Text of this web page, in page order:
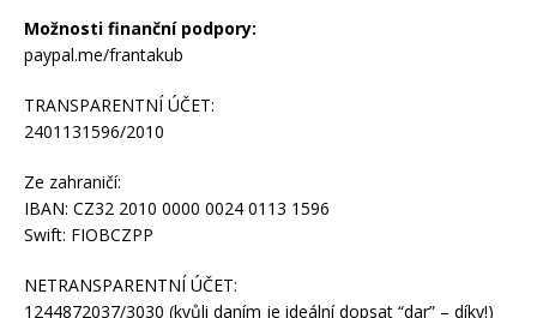
Možnosti finanční podpory:
paypal.me/frantakub
TRANSPARENTNÍ ÚČET:
2401131596/2010
Ze zahraničí:
IBAN: CZ32 2010 0000 0024 0113 1596
Swift: FIOBCZPP
NETRANSPARENTNÍ ÚČET:
1244872037/3030 (kvůli daním je ideální dopsat “dar” – díky!)